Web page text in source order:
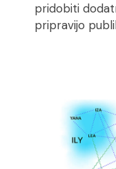
pridobiti
pripravijo